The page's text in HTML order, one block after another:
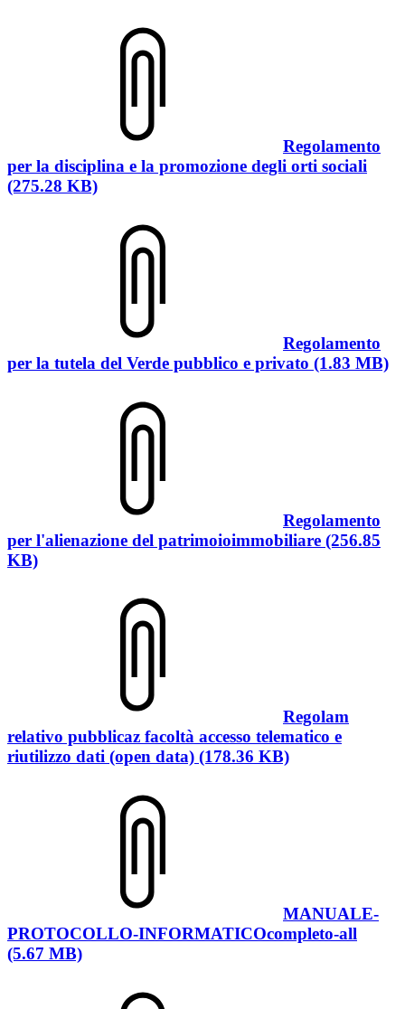
Regolamento
per la disciplina e la promozione degli orti sociali
(275.28 KB)
Regolamento
per la tutela del Verde pubblico e privato (1.83 MB)
Regolamento
per l'alienazione del patrimoioimmobiliare (256.85
KB)
Regolam
relativo pubblicaz facoltà accesso telematico e
riutilizzo dati (open data) (178.36 KB)
MANUALE-
PROTOCOLLO-INFORMATICOcompleto-all
(5.67 MB)